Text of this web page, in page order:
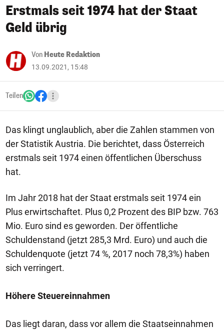
Erstmals seit 1974 hat der Staat
Geld übrig
Von Heute Redaktion
13.09.2021, 15:48
Teilen
Das klingt unglaublich, aber die Zahlen stammen von
der Statistik Austria. Die berichtet, dass Österreich
erstmals seit 1974 einen öffentlichen Überschuss
hat.
Im Jahr 2018 hat der Staat erstmals seit 1974 ein
Plus erwirtschaftet. Plus 0,2 Prozent des BIP bzw. 763
Mio. Euro sind es geworden. Der öffentliche
Schuldenstand (jetzt 285,3 Mrd. Euro) und auch die
Schuldenquote (jetzt 74 %, 2017 noch 78,3%) haben
sich verringert.
Höhere Steuereinnahmen
Das liegt daran, dass vor allem die Staatseinnahmen